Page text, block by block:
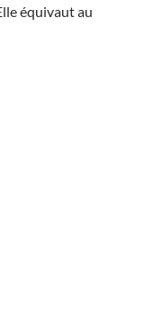
équivaut au